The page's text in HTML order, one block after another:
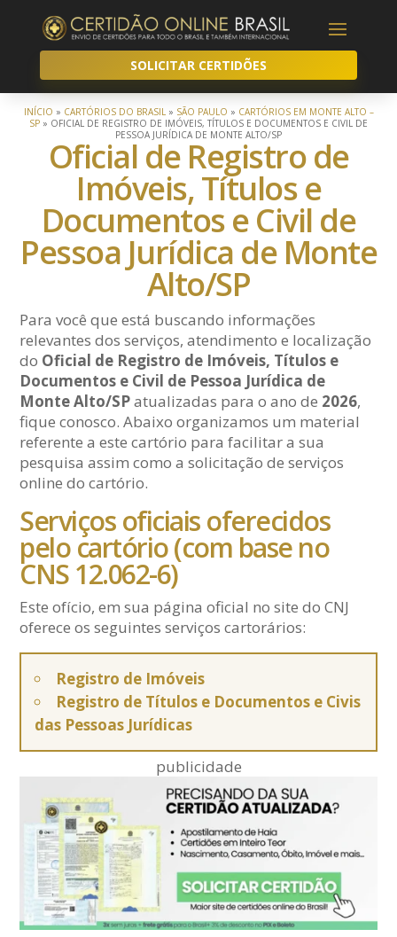
SOLICITAR CERTIDÕES
INÍCIO » CARTÓRIOS DO BRASIL» SÃO PAULO » CARTÓRIOS EM MONTE ALTO –
SP » OFICIAL DE REGISTRO DE IMÓVEIS, TÍTULOS E DOCUMENTOS E CIVIL DE
PESSOA JURÍDICA DE MONTE ALTO/SP
Oficial de Registro de
Imóveis, Títulos e
Documentos e Civil de
Pessoa Jurídica de Monte
Alto/SP
Para você que está buscando informações
relevantes dos serviços, atendimento e localização
do Oficial de Registro de Imóveis, Títulos e
Documentos e Civil de Pessoa Jurídica de
Monte Alto/SPatualizadas para o ano de 2026,
fique conosco. Abaixo organizamos um material
referente a este cartório para facilitar a sua
pesquisa assim como a solicitação de serviços
online do cartório.
Serviços oficiais oferecidos
pelo cartório (com base no
CNS 12.062-6)
Este ofício, em sua página oficial no site do CNJ
oferece os seguintes serviços cartorários:
Registro de Imóveis
Registro de Títulos e Documentos e Civis
das Pessoas Jurídicas
publicidade